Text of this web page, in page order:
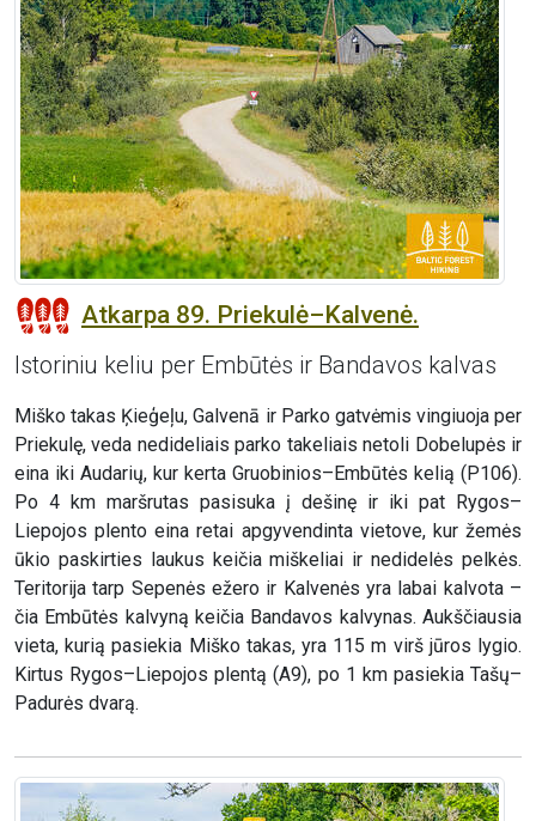
Atkarpa 89. Priekulė–Kalvenė.
Istoriniu keliu per Embūtės ir Bandavos kalvas
Miško takas Ķieģeļu, Galvenā ir Parko gatvėmis vingiuoja per
Priekulę, veda nedideliais parko takeliais netoli Dobelupės ir
eina iki Audarių, kur kerta Gruobinios–Embūtės kelią (P106).
Po 4 km maršrutas pasisuka į dešinę ir iki pat Rygos–
Liepojos plento eina retai apgyvendinta vietove, kur žemės
ūkio paskirties laukus keičia miškeliai ir nedidelės pelkės.
Teritorija tarp Sepenės ežero ir Kalvenės yra labai kalvota –
čia Embūtės kalvyną keičia Bandavos kalvynas. Aukščiausia
vieta, kurią pasiekia Miško takas, yra 115 m virš jūros lygio.
Kirtus Rygos–Liepojos plentą (A9), po 1 km pasiekia Tašų–
Padurės dvarą.